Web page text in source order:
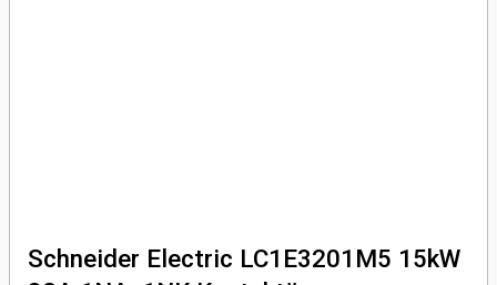
Schneider Electric LC1E3201M5 15kW